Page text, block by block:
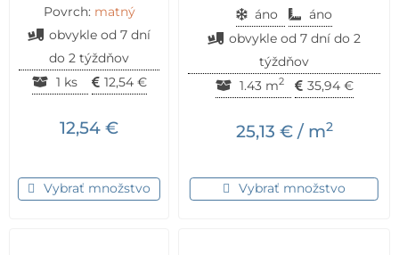
Povrch: matný
obvykle od 7 dní
do 2 týždňov
1 ks
12,54 €
12,54 €
Vybrať množstvo
áno
áno
obvykle od 7 dní do 2
týždňov
1.43 m2 35,94 €
25,13 €/ m2
Vybrať množstvo